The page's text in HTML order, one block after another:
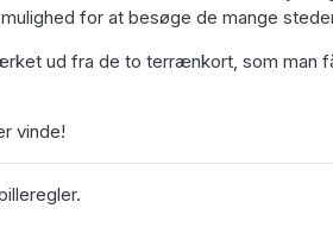
for at besøge de mange
ud fra de to terrænkort, som man
vinde!